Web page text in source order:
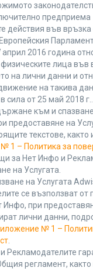
предприема
действия във връзка
2016 година
лица във
на лични данни и
на такива
сила от 25 май 2018
към и
предоставяне на
текстове, както
1 – Политика за
за Нет Инфо и
на Услугата.
на Услугата
се възползват от
Инфо, при
лични данни,
№ 1 –
.
Рекламодателите
регламент, както